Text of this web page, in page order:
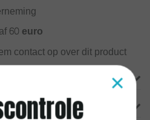
60 euro
contact op over dit product
×